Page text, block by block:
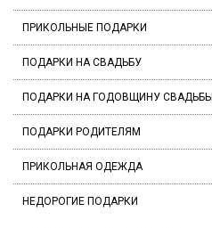
ПРИКОЛЬНЫЕ ПОДАРКИ
ПОДАРКИ НА СВАДЬБУ
ПОДАРКИ НА ГОДОВЩИНУ СВАДЬБЫ
ПОДАРКИ РОДИТЕЛЯМ
ПРИКОЛЬНАЯ ОДЕЖДА
НЕДОРОГИЕ ПОДАРКИ